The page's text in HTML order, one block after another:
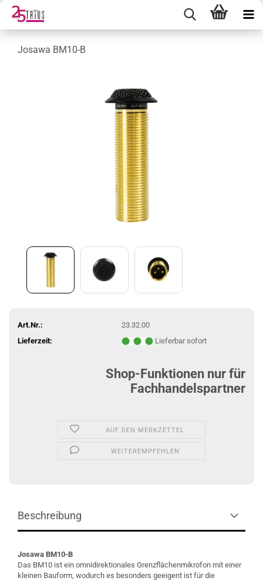
Josawa BM10-B
Art.Nr.:
23.32.00
Lieferzeit:
Lieferbar sofort
Shop-Funktionen nur für
Fachhandelspartner
AUF DEN MERKZETTEL
WEITEREMPFEHLEN
Beschreibung
Josawa BM10-B
Das BM10 ist ein omnidirektionales Grenzflächenmikrofon mit einer
kleinen Bauform, wodurch es besonders geeigent ist für die